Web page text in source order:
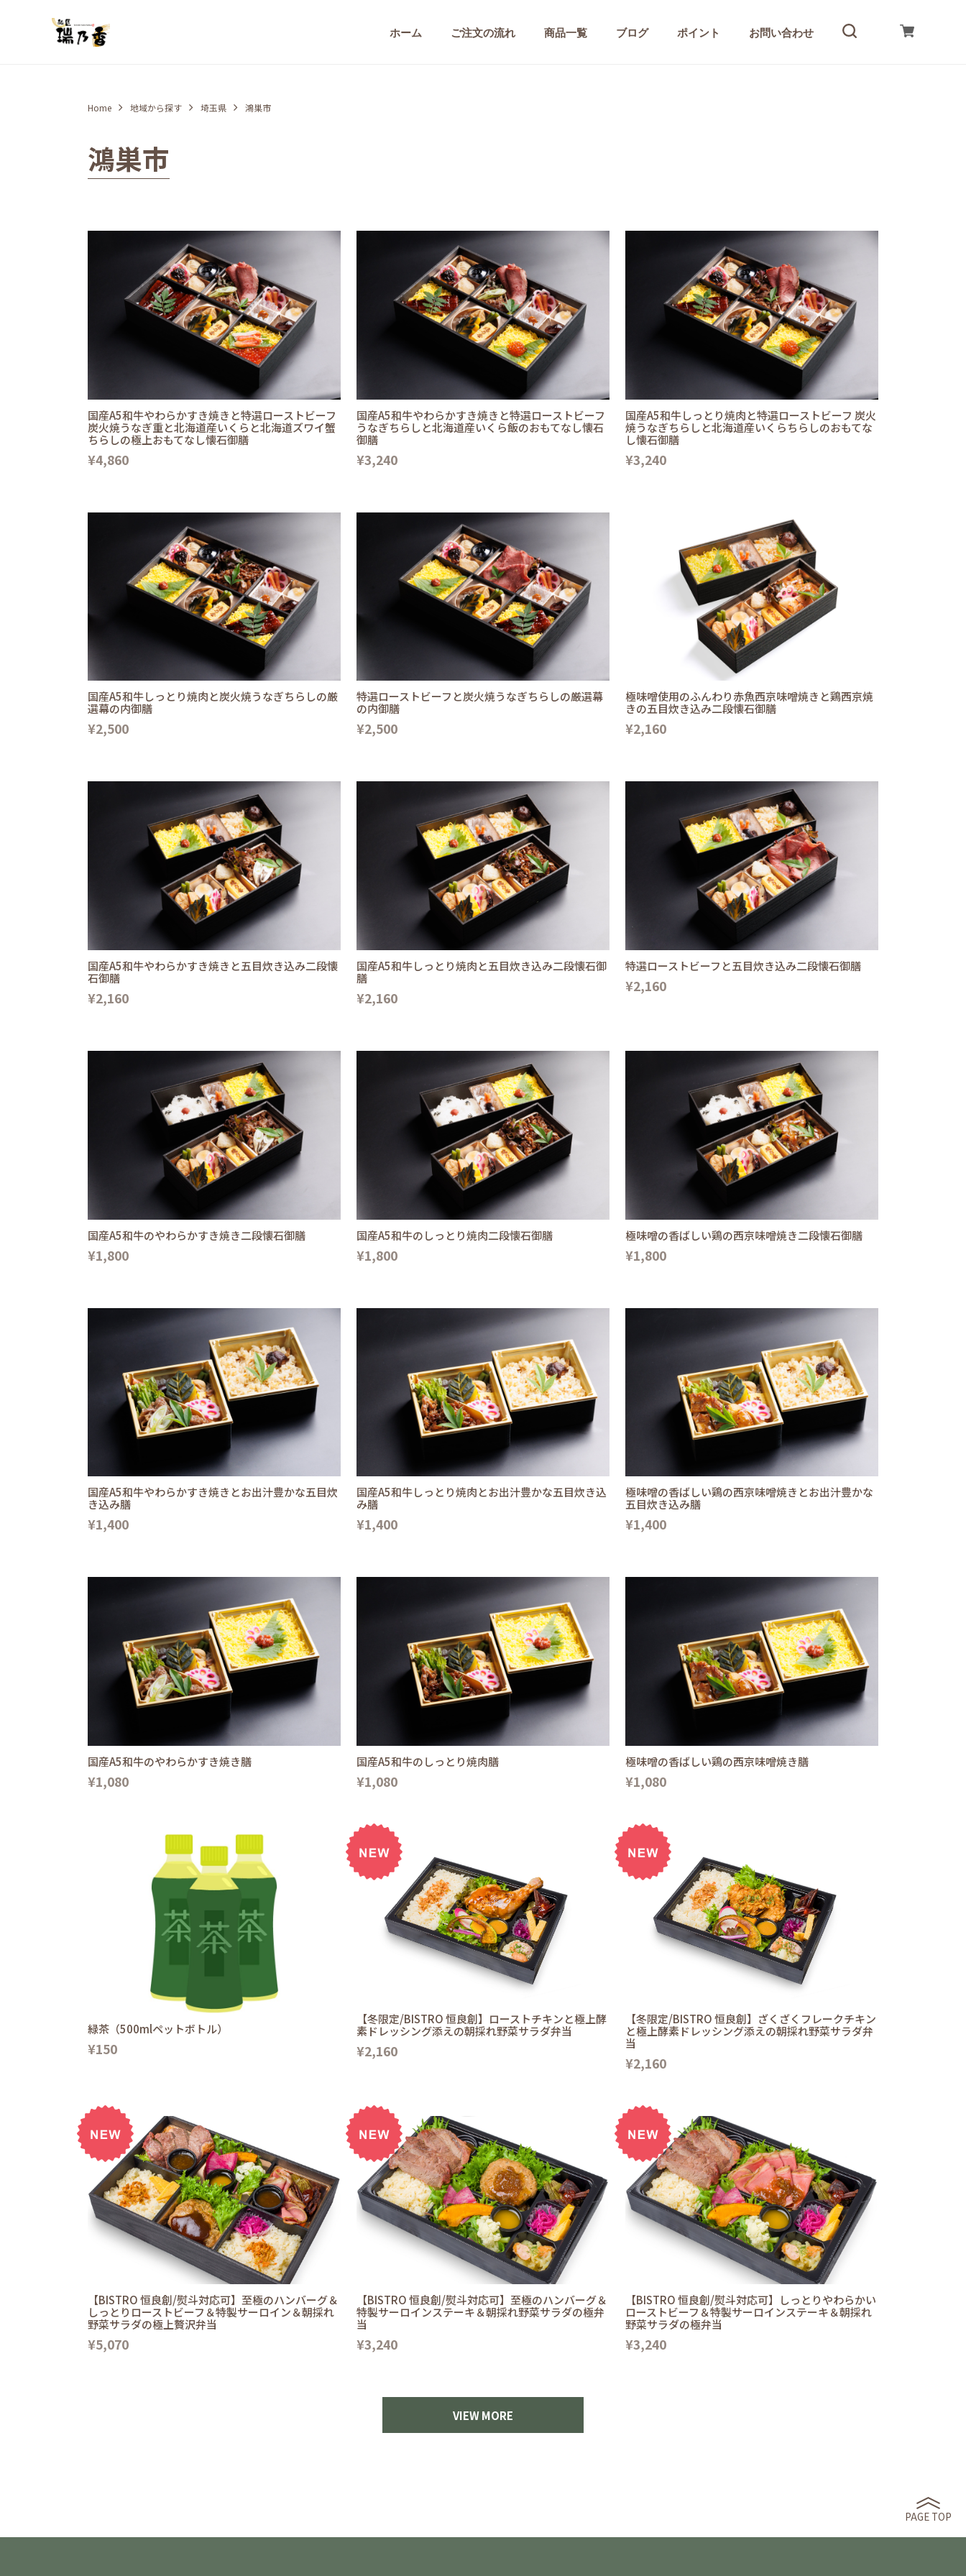
ホーム ご注文の流れ 商品一覧 ブログ ポイント お問い合わせ
Home 地域から探す 埼玉県 鴻巣市
鴻巣市
国産A5和牛やわらかすき焼きと特選ローストビーフ
炭火焼うなぎ重と北海道産いくらと北海道ズワイ蟹
ちらしの極上おもてなし懐石御膳
¥4,860
国産A5和牛やわらかすき焼きと特選ローストビーフ
うなぎちらしと北海道産いくら飯のおもてなし懐石
御膳
¥3,240
国産A5和牛しっとり焼肉と特選ローストビーフ 炭火
焼うなぎちらしと北海道産いくらちらしのおもてな
し懐石御膳
¥3,240
国産A5和牛しっとり焼肉と炭火焼うなぎちらしの厳
選幕の内御膳
¥2,500
特選ローストビーフと炭火焼うなぎちらしの厳選幕
の内御膳
¥2,500
極味噌使用のふんわり赤魚西京味噌焼きと鶏西京焼
きの五目炊き込み二段懐石御膳
¥2,160
国産A5和牛やわらかすき焼きと五目炊き込み二段懐
石御膳
¥2,160
国産A5和牛しっとり焼肉と五目炊き込み二段懐石御
膳
¥2,160
特選ローストビーフと五目炊き込み二段懐石御膳
¥2,160
国産A5和牛のやわらかすき焼き二段懐石御膳
¥1,800
国産A5和牛のしっとり焼肉二段懐石御膳
¥1,800
極味噌の香ばしい鶏の西京味噌焼き二段懐石御膳
¥1,800
国産A5和牛やわらかすき焼きとお出汁豊かな五目炊
き込み膳
¥1,400
国産A5和牛しっとり焼肉とお出汁豊かな五目炊き込
み膳
¥1,400
極味噌の香ばしい鶏の西京味噌焼きとお出汁豊かな
五目炊き込み膳
¥1,400
国産A5和牛のやわらかすき焼き膳
¥1,080
国産A5和牛のしっとり焼肉膳
¥1,080
極味噌の香ばしい鶏の西京味噌焼き膳
¥1,080
緑茶（500mlペットボトル）
¥150
【冬限定/BISTRO 恒良創】ローストチキンと極上酵
素ドレッシング添えの朝採れ野菜サラダ弁当
¥2,160
【冬限定/BISTRO 恒良創】ざくざくフレークチキン
と極上酵素ドレッシング添えの朝採れ野菜サラダ弁
当
¥2,160
【BISTRO 恒良創/熨斗対応可】至極のハンバーグ＆
しっとりローストビーフ＆特製サーロイン＆朝採れ
野菜サラダの極上贅沢弁当
¥5,070
【BISTRO 恒良創/熨斗対応可】至極のハンバーグ＆
特製サーロインステーキ＆朝採れ野菜サラダの極弁
当
¥3,240
【BISTRO 恒良創/熨斗対応可】しっとりやわらかい
ローストビーフ＆特製サーロインステーキ＆朝採れ
野菜サラダの極弁当
¥3,240
VIEW MORE
PAGE TOP